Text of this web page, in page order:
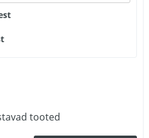
tooted